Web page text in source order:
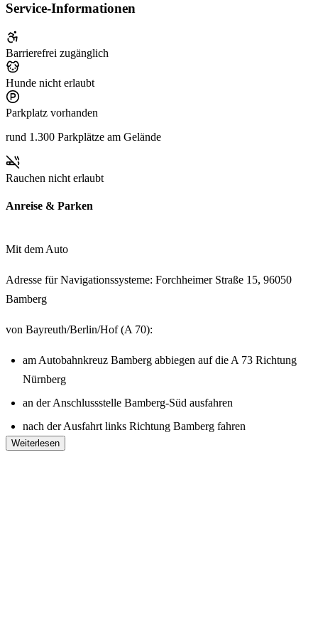
Service-Informationen
Barrierefrei zugänglich
Hunde nicht erlaubt
Parkplatz vorhanden
rund 1.300 Parkplätze am Gelände
Rauchen nicht erlaubt
Anreise & Parken
Mit dem Auto
Adresse für Navigationssysteme: Forchheimer Straße 15, 96050
Bamberg
von Bayreuth/Berlin/Hof (A 70):
am Autobahnkreuz Bamberg abbiegen auf die A 73 Richtung
Nürnberg
an der Anschlussstelle Bamberg-Süd ausfahren
nach der Ausfahrt links Richtung Bamberg fahren
in Bamberg an der zweiten Ampel links abbiegen
Weiterlesen